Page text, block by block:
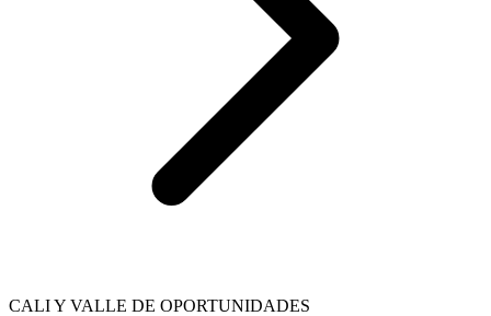
CALI Y VALLE DE OPORTUNIDADES